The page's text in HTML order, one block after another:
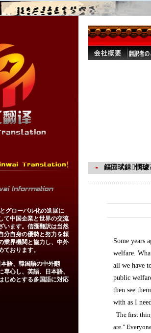
グローバル化の進展に
て中国企業と世界の交流
います。信匯翻訳は当然
分自身の優勢と努力を頼
業界機関と協力し、中外
ております。
語、韓国語の中外翻
心し、英語、日本語、
じめとする多国語に対応
鏂囩珷銇憫璩
Some years
welfare.
all we have
public
then see
with as I
The first
are."